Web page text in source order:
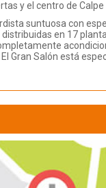
y el centro de
suntuosa con
en 17
Salón está